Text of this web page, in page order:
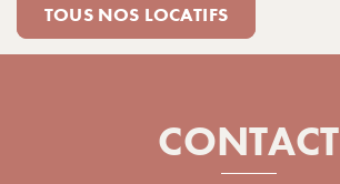
TOUS NOS LOCATIFS
CONTACT